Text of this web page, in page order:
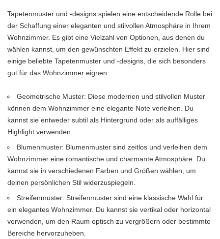
Tapetenmuster und -designs spielen eine entscheidende Rolle bei
der Schaffung einer eleganten und stilvollen Atmosphäre in Ihrem
Wohnzimmer. Es gibt eine Vielzahl von Optionen, aus denen du
wählen kannst, um den gewünschten Effekt zu erzielen. Hier sind
einige beliebte Tapetenmuster und -designs, die sich besonders
gut für das Wohnzimmer eignen:
Geometrische Muster: Diese modernen und stilvollen Muster
können dem Wohnzimmer eine elegante Note verleihen. Du
kannst sie entweder subtil als Hintergrund oder als auffälliges
Highlight verwenden.
Blumenmuster: Blumenmuster sind zeitlos und verleihen dem
Wohnzimmer eine romantische und charmante Atmosphäre. Du
kannst sie in verschiedenen Farben und Größen wählen, um
deinen persönlichen Stil widerzuspiegeln.
Streifenmuster: Streifenmuster sind eine klassische Wahl für
ein elegantes Wohnzimmer. Du kannst sie vertikal oder horizontal
verwenden, um den Raum optisch zu vergrößern oder bestimmte
Bereiche hervorzuheben.